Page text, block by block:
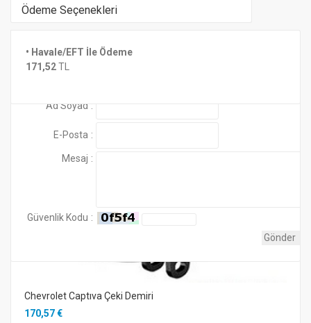
Ödeme Seçenekleri
Ürünle birlikte 7 pin standart elektrik tesisatı
gönderilmektedir..
Henüz yorum yapılmamış
Ad Soyad :
E-Posta :
Mesaj :
Güvenlik Kodu :
• Havale/EFT İle Ödeme
171,52TL
Benzer Ürünler
Chevrolet Captıva Çeki Demiri
170,57 €